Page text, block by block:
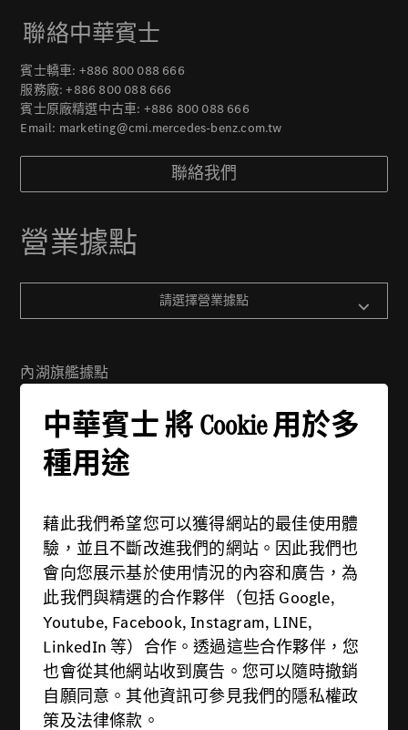
中華賓士 將 Cookie 用於多
種用途
藉此我們希望您可以獲得網站的最佳使用體
驗，並且不斷改進我們的網站。因此我們也
會向您展示基於使用情況的內容和廣告，為
此我們與精選的合作夥伴（包括 Google,
Youtube, Facebook, Instagram, LINE,
LinkedIn 等）合作。透過這些合作夥伴，您
也會從其他網站收到廣告。您可以隨時撤銷
自願同意。其他資訊可參見我們的隱私權政
策及法律條款。
聯絡中華賓士
賓士轎車: +886 800 088 666
服務廠:+886 800 088 666
賓士原廠精選中古車: +886 800 088 666
Email: marketing@cmi.mercedes-benz.com.tw
聯絡我們
營業據點
請選擇營業據點
內湖旗艦據點
地址：114 台北市內湖區舊宗路一段279號
電話：(02) 2799-6988
週一 - 週五：08:30 - 21:00
週六 - 週日：09:00 - 21:00
供應商
法律條款
關於Cookie